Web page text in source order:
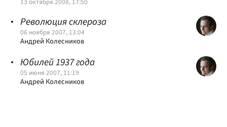
Революция склероза
06 ноября 2007, 13:04
Андрей Колесников
Юбилей 1937 года
05 июня 2007, 11:19
Андрей Колесников